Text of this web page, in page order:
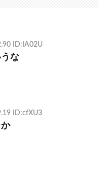
ID:IA02U
な
ID:cfXU3